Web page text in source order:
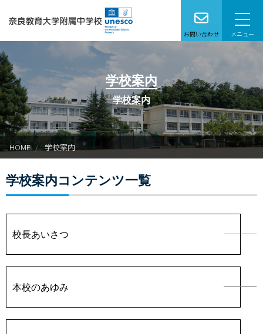
お問い合わせ メニュー
本校で学びたい方へ
学校案内
学校生活
特別支援学級
教育研究
卒業生の方へ
PTA（育桜会）
教育後援会
育桜会
学校案内
学校案内
HOME 学校案内
学校案内コンテンツ一覧
校長あいさつ
本校のあゆみ